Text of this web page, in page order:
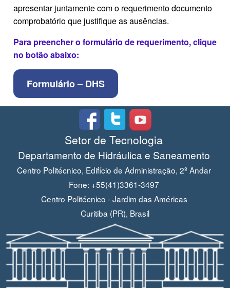
apresentar juntamente com o requerimento documento
comprobatório que justifique as ausências.
Para preencher o formulário de requerimento, clique
no botão abaixo:
Formulário – DHS
Setor de Tecnologia
Departamento de Hidráulica e Saneamento
Centro Politécnico, Edifício de Administração, 2º Andar
Fone: +55(41)3361-3497
Centro Politécnico - Jardim das Américas
Curitiba (PR), Brasil